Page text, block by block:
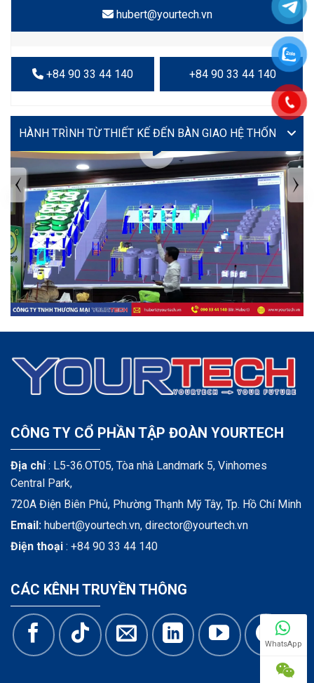
hubert@yourtech.vn
+84 90 33 44 140 +84 90 33 44 140
VIDEO
TIN TỨC MỚI NHẤT
Tuyển dụng: Nhân viên KẾ TOÁN
CÔNG TY CỔ PHẦN TẬP ĐOÀN YOURTECH
Địa chỉ: L5-36.OT05, Tòa nhà Landmark 5, Vinhomes
Central Park,
720A Điện Biên Phủ, Phường Thạnh Mỹ Tây, Tp. Hồ Chí Minh
Email: hubert@yourtech.vn, director@yourtech.vn
Điện thoại : +84 90 33 44 140
CÁC KÊNH TRUYỀN THÔNG
WhatsApp